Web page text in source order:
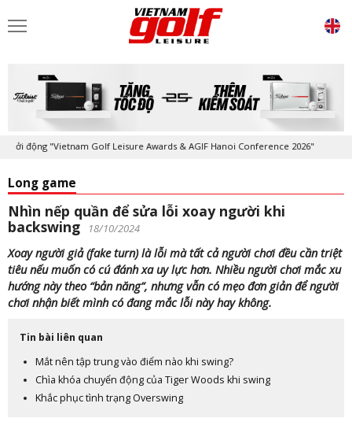
"Vietnam Golf Leisure Awards & AGIF Hanoi Conference 2026"
Long game
Nhìn nếp quần để sửa lỗi xoay người khi
backswing
18/10/2024
Xoay người giả (fake turn) là lỗi mà tất cả người chơi đều cần triệt
tiêu nếu muốn có cú đánh xa uy lực hơn. Nhiều người chơi mắc xu
hướng này theo “bản năng”, nhưng vẫn có mẹo đơn giản để người
chơi nhận biết mình có đang mắc lỗi này hay không.
Tin bài liên quan
Mắt nên tập trung vào điểm nào khi swing?
Chìa khóa chuyển động của Tiger Woods khi swing
Khắc phục tình trạng Overswing